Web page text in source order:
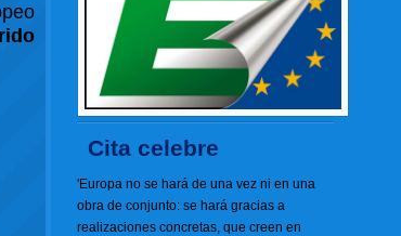
Cita celebre
'Europa no se hará de una vez ni en una
obra de conjunto: se hará gracias a
realizaciones concretas, que creen en